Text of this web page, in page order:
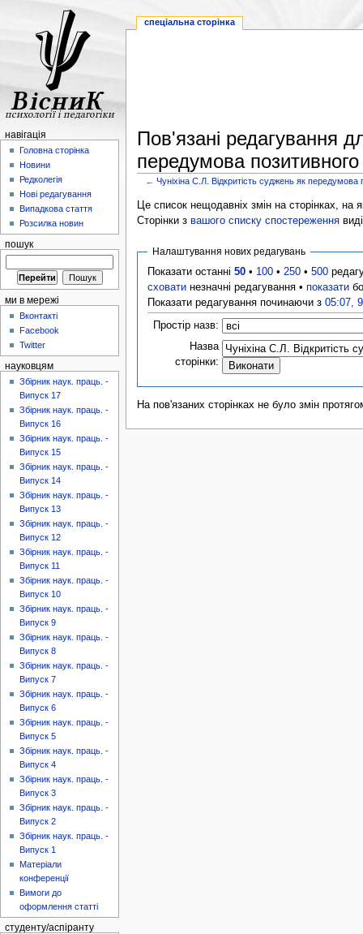
Пов'язані редагування
передумова позитивного
←Чуніхіна С.Л. Відкритість суджень як передумова
Це список нещодавніх змін на сторінках, на
Сторінки з вашого списку спостереження
Налаштування нових редагувань
Показати останні50 • 100 • 250 •500
сховати незначні редагування •показати
Показати редагування починаючи з05:07,
Простір назв:
Назва
сторінки:
На пов'язаних сторінках не було змін
спеціальна сторінка
навігація
Головна сторінка
Новини
Редколегія
Нові редагування
Випадкова стаття
Розсилка новин
пошук
ми в мережі
Вконтакті
Facebook
Twitter
науковцям
Збірник наук. праць. -
Випуск 17
Збірник наук. праць. -
Випуск 16
Збірник наук. праць. -
Випуск 15
Збірник наук. праць. -
Випуск 14
Збірник наук. праць. -
Випуск 13
Збірник наук. праць. -
Випуск 12
Збірник наук. праць. -
Випуск 11
Збірник наук. праць. -
Випуск 10
Збірник наук. праць. -
Випуск 9
Збірник наук. праць. -
Випуск 8
Збірник наук. праць. -
Випуск 7
Збірник наук. праць. -
Випуск 6
Збірник наук. праць. -
Випуск 5
Збірник наук. праць. -
Випуск 4
Збірник наук. праць. -
Випуск 3
Збірник наук. праць. -
Випуск 2
Збірник наук. праць. -
Випуск 1
Матеріали
конференції
Вимоги до
оформлення статті
студенту/аспіранту